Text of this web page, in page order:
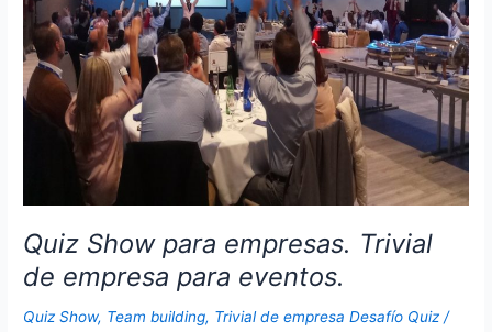
tablets.
Quiz Show para empresas. Trivial
de empresa para eventos.
Quiz Show, Team building, Trivial de empresa Desafío Quiz /